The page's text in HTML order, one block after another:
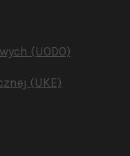
(UODO)
(UKE)